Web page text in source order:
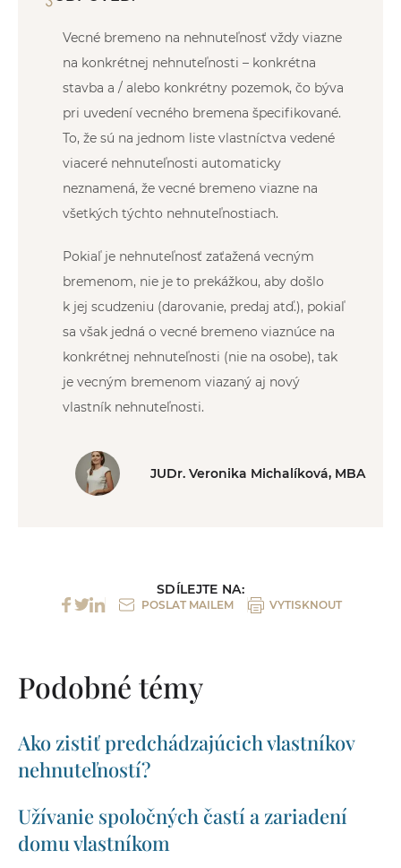
Vecné bremeno na nehnuteľnosť vždy viazne
na konkrétnej nehnuteľnosti – konkrétna
stavba a / alebo konkrétny pozemok, čo býva
pri uvedení vecného bremena špecifikované.
To, že sú na jednom liste vlastníctva vedené
viaceré nehnuteľnosti automaticky
neznamená, že vecné bremeno viazne na
všetkých týchto nehnuteľnostiach.
Pokiaľ je nehnuteľnosť zaťažená vecným
bremenom, nie je to prekážkou, aby došlo
k jej scudzeniu (darovanie, predaj atď.), pokiaľ
sa však jedná o vecné bremeno viaznúce na
konkrétnej nehnuteľnosti (nie na osobe), tak
je vecným bremenom viazaný aj nový
vlastník nehnuteľnosti.
JUDr. Veronika Michalíková, MBA
SDÍLEJTE NA:
POSLAT MAILEM VYTISKNOUT
Podobné témy
Ako zistiť predchádzajúcich vlastníkov
nehnuteľností?
Užívanie spoločných častí a zariadení
domu vlastníkom